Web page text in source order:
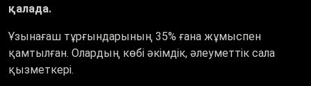
қалада.
Ұзынағаш тұрғындарының 35% ғана жұмыспен
қамтылған. Олардың көбі әкімдік, әлеуметтік сала
қызметкері.